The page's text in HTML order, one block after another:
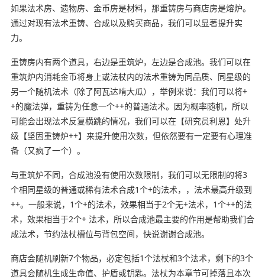
如果法术房、遗物房、金币房是材料，那重铸房与商店房是熔炉。
通过对现有法术重铸、合成以及购买商品，我们可以显著提升实
力。
重铸房内有两个道具，右边是重筑炉，左边是合成池。我们可以在
重筑炉内消耗金币将身上或法杖内的法术重铸为同品质、同星级的
另一个随机法术（除了阿瓦达啃大瓜），举例来说：我们可以将+
+的魔法弹，重铸为任意一个++的普通法术。因为概率随机，所以
可能会出现法术反复横跳的情况，我们可以在【研究员利恩】处升
级【坚固重铸炉++】来提升使用次数，但依然要有一定要有心理准
备（又疯了一个）。
与重筑炉不同，合成池没有使用次数限制，我们可以无限制的将3
个相同星级的普通或稀有法术合成1个+的法术，，法术最高升级到
++。一般来说，1个+的法术，效果相当于2个无+法术，1个++的法
术，效果相当于2个+ 法术，所以合成池最主要的作用是帮助我们合
成法术，节约法杖槽位与背包空间，快说谢谢合成池。
商店会随机刷新7个物品，必定包括1个法杖和3个法术，剩下的3个
道具会随机生成生命值、护盾或钥匙。法杖为本章节可掉落且本次